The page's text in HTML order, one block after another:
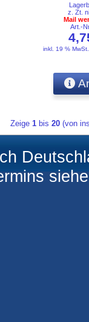
z. Zt.
Mail
Art.-
inkl. 19 %
Zeige 1 bis20 (von